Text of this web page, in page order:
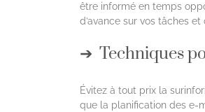
être informé en temps
d’avance sur vos tâches
Techniques
Évitez à tout prix la
que la planification des e-